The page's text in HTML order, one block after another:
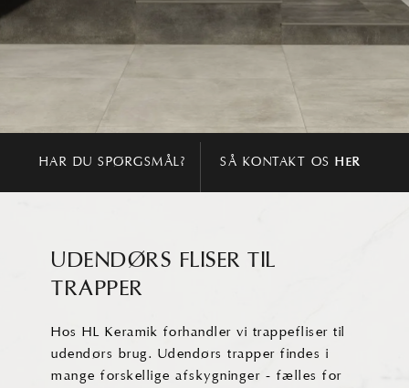
HAR DU SPØRGSMÅL? SÅ KONTAKT OSHER
UDENDØRS FLISER TIL
TRAPPER
Hos HL Keramik forhandler vi trappefliser til
udendørs brug. Udendørs trapper findes i
mange forskellige afskygninger - fælles for